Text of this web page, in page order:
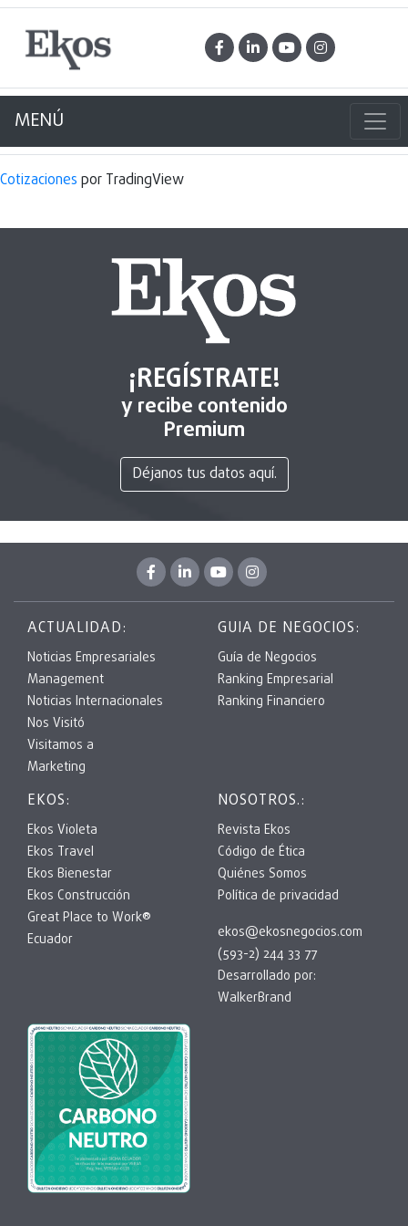
MENÚ
Cotizaciones por TradingView
¡REGÍSTRATE!
y recibe contenido
Premium
Déjanos tus datos aquí.
ACTUALIDAD:
Noticias Empresariales
Management
Noticias Internacionales
Nos Visitó
Visitamos a
Marketing
GUIA DE NEGOCIOS:
Guía de Negocios
Ranking Empresarial
Ranking Financiero
EKOS:
Ekos Violeta
Ekos Travel
Ekos Bienestar
Ekos Construcción
Great Place to Work®
Ecuador
NOSOTROS.:
Revista Ekos
Código de Ética
Quiénes Somos
Política de privacidad
ekos@ekosnegocios.com
(593-2) 244 33 77
Desarrollado por:
WalkerBrand